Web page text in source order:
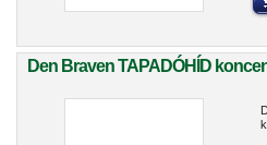
Den Braven TAPADÓHÍD